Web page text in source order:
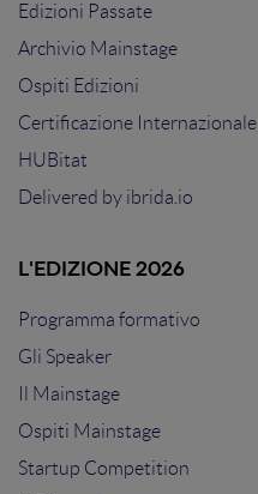
Edizioni Passate
Archivio Mainstage
Ospiti Edizioni
Certificazione Internazionale
HUBitat
Delivered by ibrida.io
L'EDIZIONE 2026
Programma formativo
Gli Speaker
Il Mainstage
Ospiti Mainstage
Startup Competition